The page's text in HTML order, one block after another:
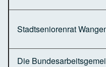
Stadtseniorenrat
Die